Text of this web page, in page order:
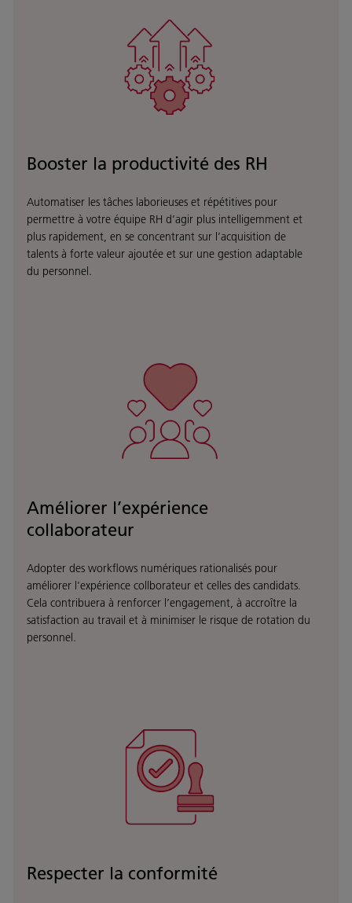
Booster la productivité des RH
Automatiser les tâches laborieuses et répétitives pour
permettre à votre équipe RH d’agir plus intelligemment et
plus rapidement, en se concentrant sur l’acquisition de
talents à forte valeur ajoutée et sur une gestion adaptable
du personnel.
Améliorer l’expérience
collaborateur
Adopter des workflows numériques rationalisés pour
améliorer l’expérience collborateur et celles des candidats.
Cela contribuera à renforcer l’engagement, à accroître la
satisfaction au travail et à minimiser le risque de rotation du
personnel.
Respecter la conformité